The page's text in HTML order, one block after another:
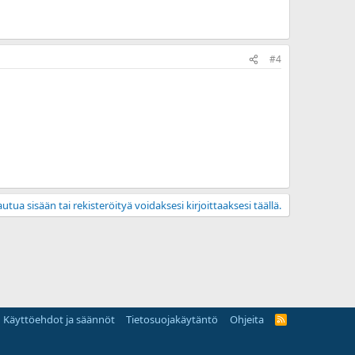
#4
sisään tai rekisteröityä voidaksesi kirjoittaaksesi täällä.
Käyttöehdot ja säännöt Tietosuojakäytäntö Ohjeita
R